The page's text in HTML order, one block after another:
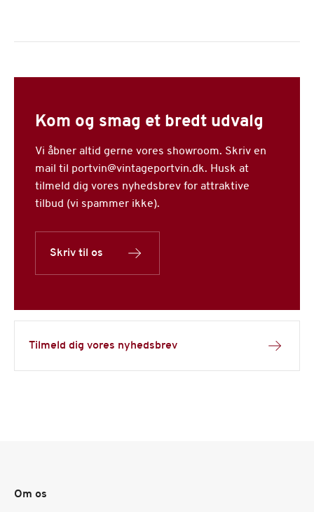
Tilmeld dig vores nyhedsbrev
Kom og smag et bredt udvalg
Vi åbner altid gerne vores showroom. Skriv en
mail til portvin@vintageportvin.dk. Husk at
tilmeld dig vores nyhedsbrev for attraktive
tilbud (vi spammer ikke).
Skriv til os
Om os